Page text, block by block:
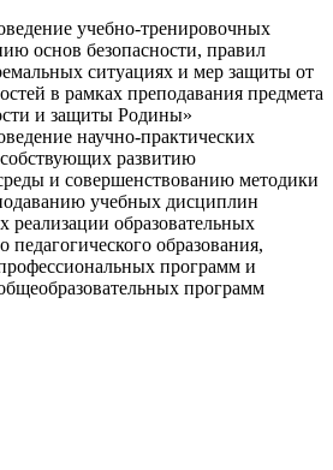
учебно-тренировочных
основ безопасности, правил
ситуациях и мер защиты от
в рамках преподавания предмета
и защиты Родины»
научно-практических
развитию
и совершенствованию методики
учебных дисциплин
реализации образовательных
образования,
программ и
программ